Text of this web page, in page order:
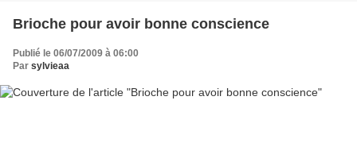
Brioche pour avoir bonne conscience
Publié le 06/07/2009 à 06:00
Par sylvieaa